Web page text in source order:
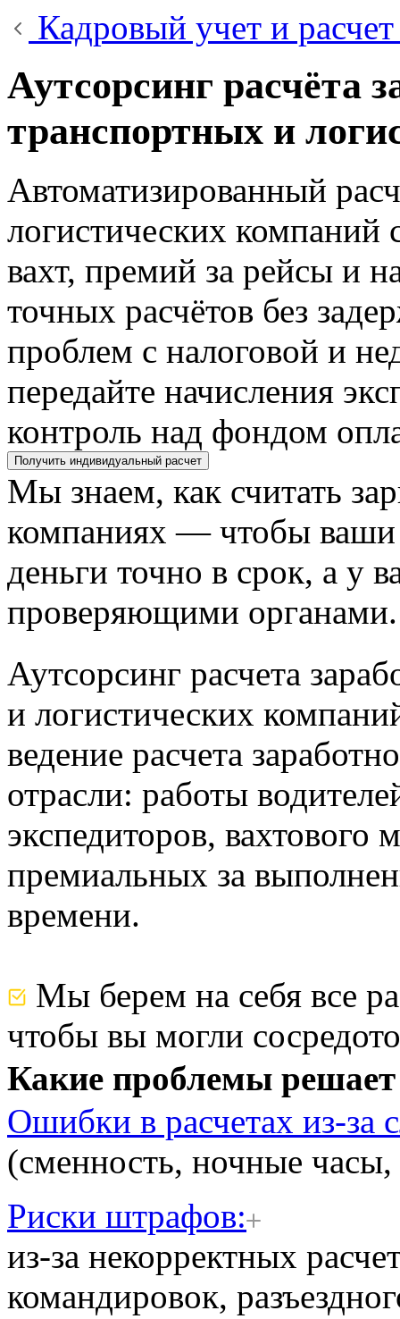
Кадровый учет и
Аутсорсинг расчёта
транспортных и
Автоматизированный
логистических
вахт, премий за рейсы и
точных расчётов без
проблем с налоговой и
передайте начисления
контроль над фондом
Получить индивидуальный расчет
Мы знаем, как считать
компаниях — чтобы ваши
деньги точно в срок, а у
проверяющими органами.
Аутсорсинг расчета
и логистических
ведение расчета
отрасли: работы
экспедиторов, вахтового
премиальных за
времени.
Мы берем на себя все
чтобы вы могли
Какие проблемы решает
Ошибки в расчетах из-за
(сменность, ночные часы,
Риски штрафов:
из-за некорректных
командировок,